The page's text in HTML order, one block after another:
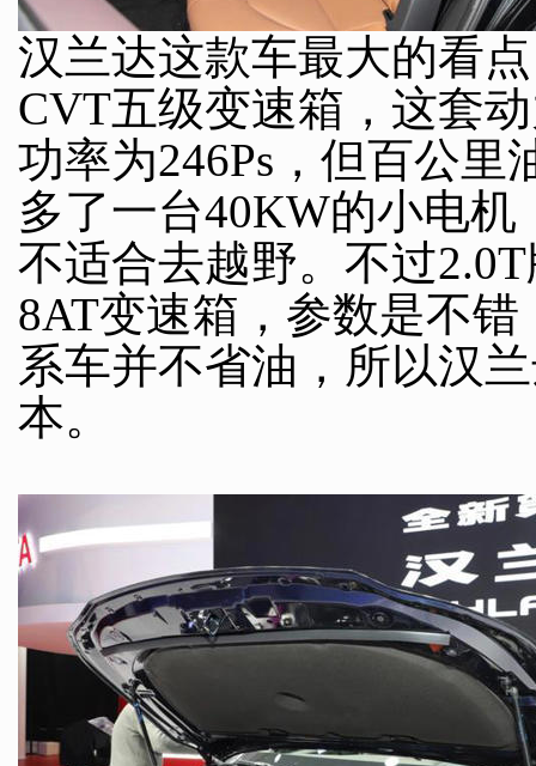
汉兰达这款车最大的看
CVT五级变速箱，这套
功率为246Ps，但百公
多了一台40KW的小电
不适合去越野。不过
8AT变速箱，参数是不
系车并不省油，所以汉
本。